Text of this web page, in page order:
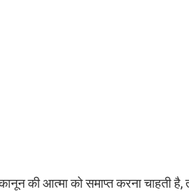
की आत्मा को समाप्त करना चाहती